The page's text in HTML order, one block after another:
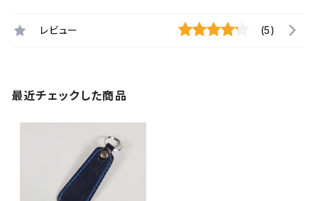
レビュー (5)
最近チェックした商品